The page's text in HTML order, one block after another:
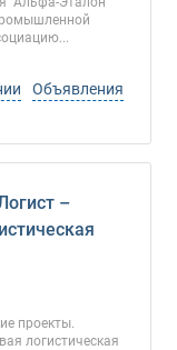
Объявления
–
проекты.
логистическая